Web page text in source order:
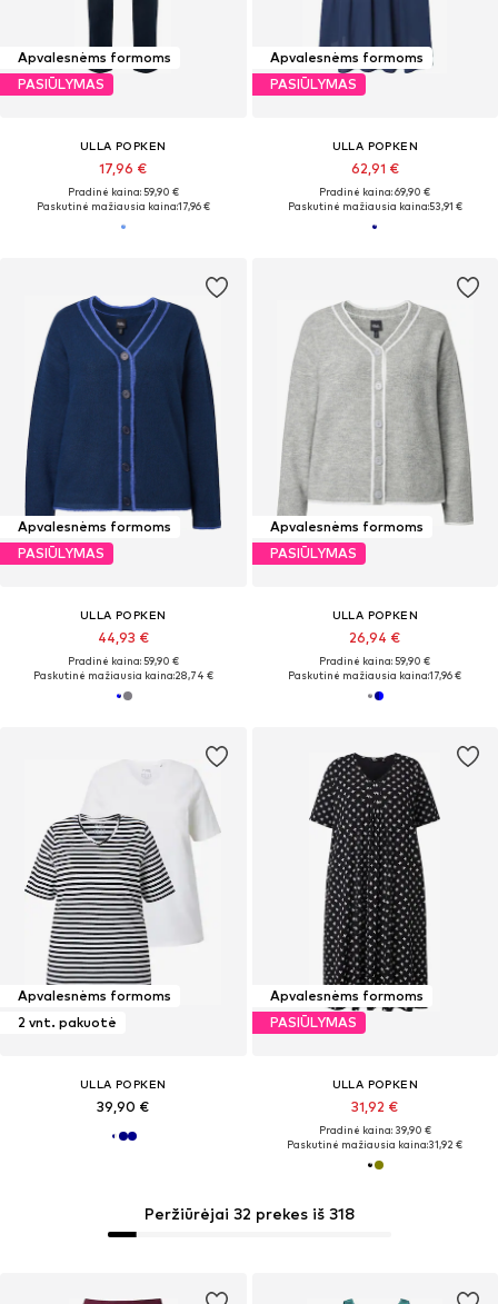
Apvalesnėms formoms
PASIŪLYMAS
ULLA POPKEN
17,96 €
Pradinė kaina: 59,90 €
Paskutinė mažiausia kaina:17,96 €
Apvalesnėms formoms
PASIŪLYMAS
ULLA POPKEN
62,91 €
Pradinė kaina: 69,90 €
Paskutinė mažiausia kaina:53,91 €
Peržiūrėjai 32 prekes iš 318
Apvalesnėms formoms
PASIŪLYMAS
ULLA POPKEN
44,93 €
Pradinė kaina: 59,90 €
Paskutinė mažiausia kaina:28,74 €
Apvalesnėms formoms
PASIŪLYMAS
ULLA POPKEN
26,94 €
Pradinė kaina: 59,90 €
Paskutinė mažiausia kaina:17,96 €
Apvalesnėms formoms
2 vnt. pakuotė
ULLA POPKEN
39,90 €
Apvalesnėms formoms
PASIŪLYMAS
ULLA POPKEN
31,92 €
Pradinė kaina: 39,90 €
Paskutinė mažiausia kaina:31,92 €